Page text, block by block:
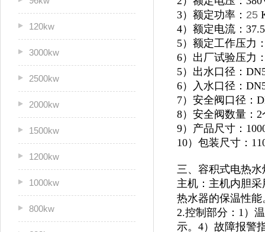
120kw
3000kw
2500kw
2000kw
1500kw
1200kw
1000kw
800kw
3）额定功率： 25
4）额定电流：
5）额定工作压力
6）出厂试验压力
5）出水口径：
6）入水口径：
7）安全阀口径：
8）安全阀数量：2
9）产品尺寸：
10）包装尺寸：
三、容积式电热
主机：主机内胆
热水器的保温性能
2.控制部分：1）
示。4）故障报警